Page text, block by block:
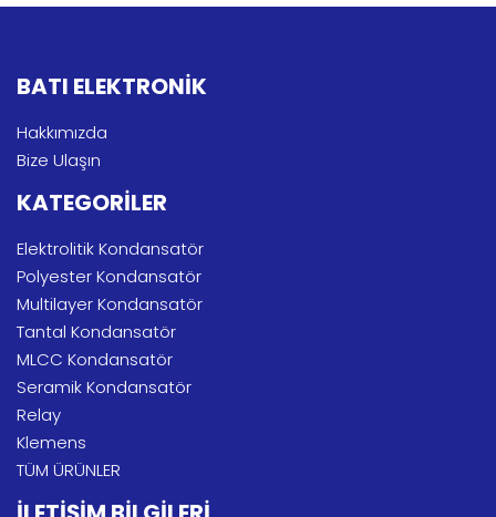
BATI ELEKTRONİK
Hakkımızda
Bize Ulaşın
KATEGORİLER
Elektrolitik Kondansatör
Polyester Kondansatör
Multilayer Kondansatör
Tantal Kondansatör
MLCC Kondansatör
Seramik Kondansatör
Relay
Klemens
TÜM ÜRÜNLER